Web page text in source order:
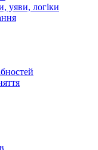
уяви, логіки